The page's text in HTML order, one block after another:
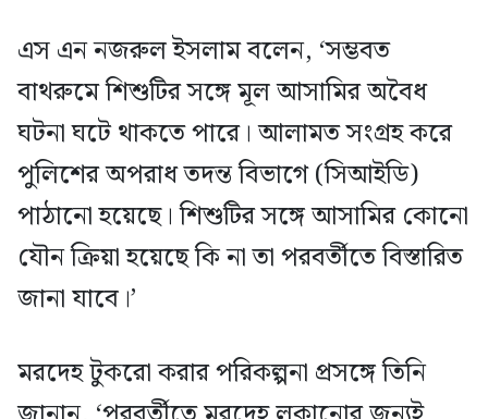
এস এন নজরুল ইসলাম বলেন, ‘সম্ভবত
বাথরুমে শিশুটির সঙ্গে মূল আসামির অবৈধ
ঘটনা ঘটে থাকতে পারে। আলামত সংগ্রহ করে
পুলিশের অপরাধ তদন্ত বিভাগে (সিআইডি)
পাঠানো হয়েছে। শিশুটির সঙ্গে আসামির কোনো
যৌন ক্রিয়া হয়েছে কি না তা পরবর্তীতে বিস্তারিত
জানা যাবে।’
মরদেহ টুকরো করার পরিকল্পনা প্রসঙ্গে তিনি